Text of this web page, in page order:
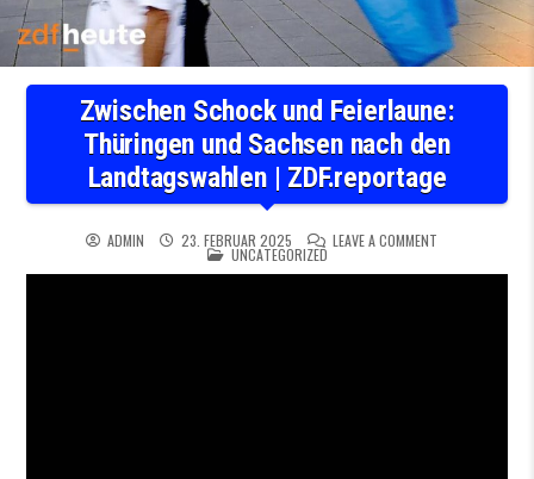
Zwischen Schock und Feierlaune:
Thüringen und Sachsen nach den
Landtagswahlen | ZDF.reportage
ADMIN 23. FEBRUAR 2025 LEAVE A COMMENTON ZWISCHEN
POSTED IN
UNCATEGORIZED